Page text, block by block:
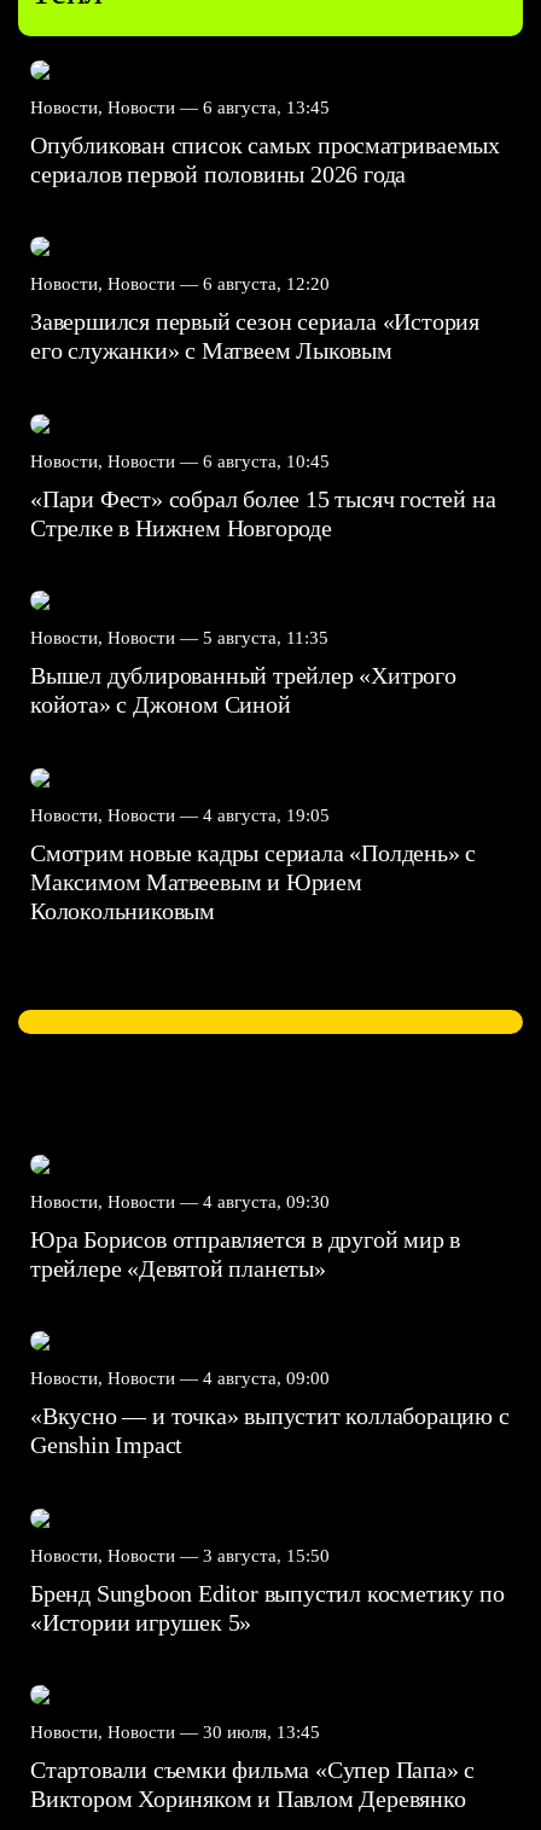
Новости, Новости — 6 августа, 13:45
Опубликован список самых просматриваемых
сериалов первой половины 2026 года
Новости, Новости — 6 августа, 12:20
Завершился первый сезон сериала «История
его служанки» с Матвеем Лыковым
Новости, Новости — 6 августа, 10:45
«Пари Фест» собрал более 15 тысяч гостей на
Стрелке в Нижнем Новгороде
Новости, Новости — 5 августа, 11:35
Вышел дублированный трейлер «Хитрого
койота» с Джоном Синой
Новости, Новости — 4 августа, 19:05
Смотрим новые кадры сериала «Полдень» с
Максимом Матвеевым и Юрием
Колокольниковым
Новости, Новости — 4 августа, 09:30
Юра Борисов отправляется в другой мир в
трейлере «Девятой планеты»
Новости, Новости — 4 августа, 09:00
«Вкусно — и точка» выпустит коллаборацию с
Genshin Impact⁠⁠
Новости, Новости — 3 августа, 15:50
Бренд Sungboon Editor выпустил косметику по
«Истории игрушек 5»
Новости, Новости — 30 июля, 13:45
Стартовали съемки фильма «Супер Папа» с
Виктором Хориняком и Павлом Деревянко